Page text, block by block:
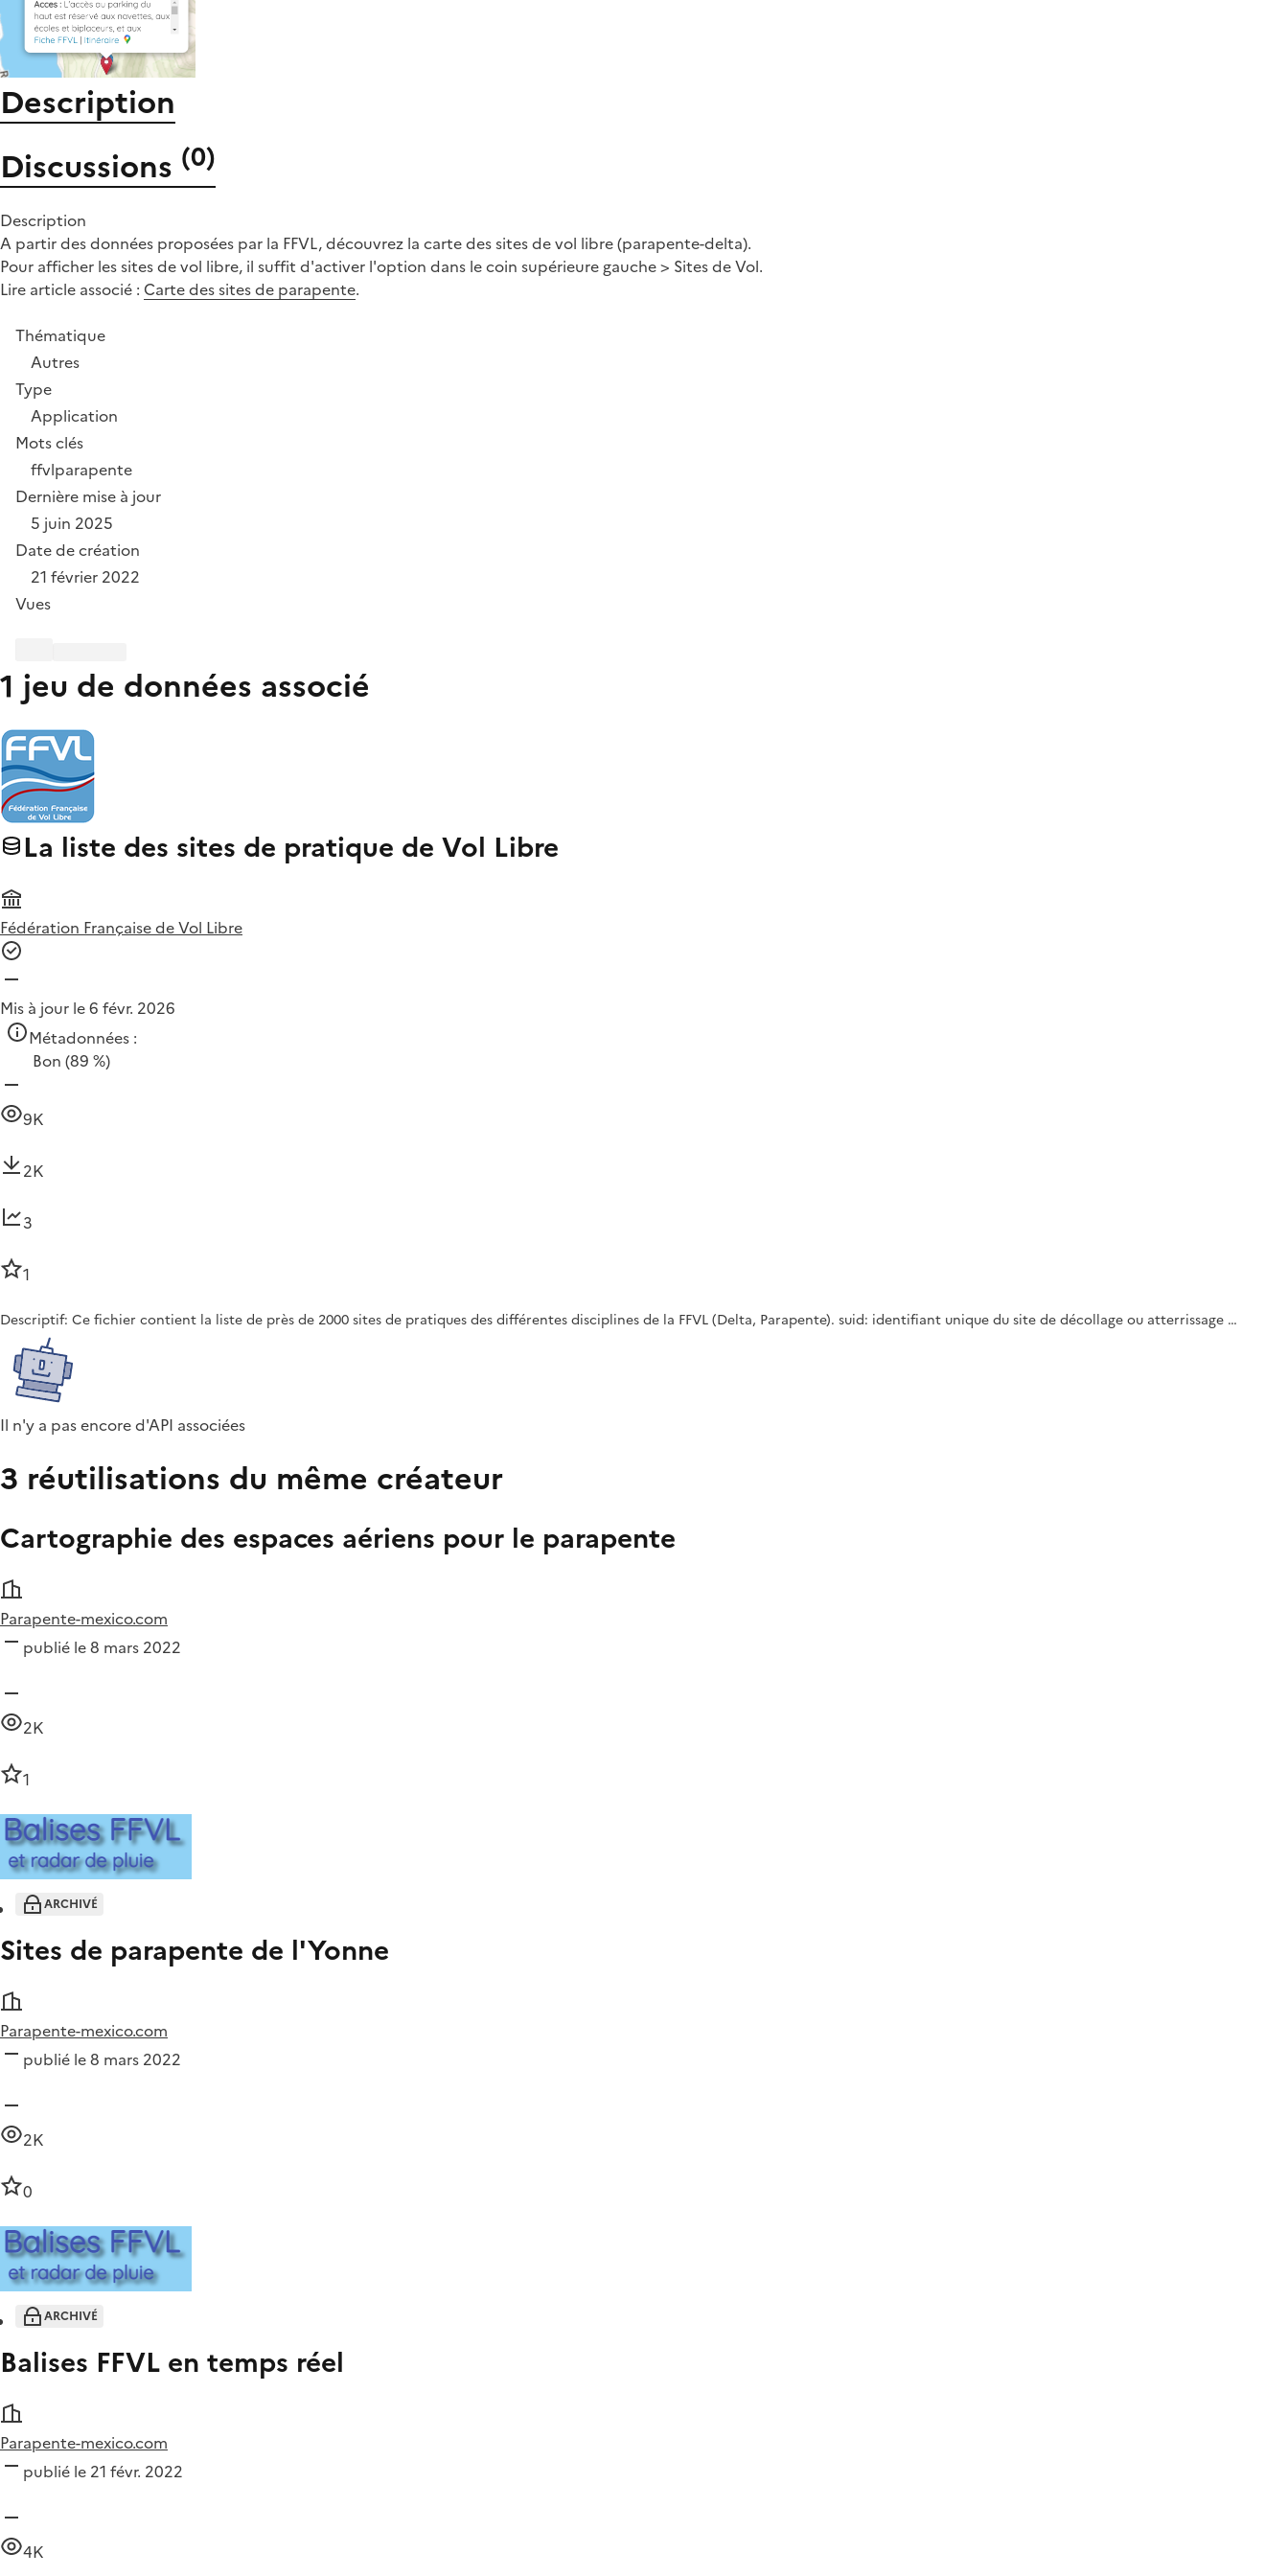
Description
Discussions (0)
Description
A partir des données proposées par la FFVL, découvrez la carte des sites de vol libre (parapente-delta).
Pour afficher les sites de vol libre, il suffit d'activer l'option dans le coin supérieure gauche > Sites de Vol.
Lire article associé : Carte des sites de parapente.
Thématique
Autres
Type
Application
Mots clés
ffvlparapente
Dernière mise à jour
5 juin 2025
Date de création
21 février 2022
Vues
1 jeu de données associé
La liste des sites de pratique de Vol Libre
Fédération Française de Vol Libre
Mis à jour le 6 févr. 2026
Métadonnées :
Bon (89 %)
9K
2K
3
1
Descriptif: Ce fichier contient la liste de près de 2000 sites de pratiques des différentes disciplines de la FFVL (Delta, Parapente). suid: identifiant unique du site de décollage ou atterrissage …
Il n'y a pas encore d'API associées
3 réutilisations du même créateur
Cartographie des espaces aériens pour le parapente
Parapente-mexico.com
publié le 8 mars 2022
2K
1
ARCHIVÉ
Sites de parapente de l'Yonne
Parapente-mexico.com
publié le 8 mars 2022
2K
0
ARCHIVÉ
Balises FFVL en temps réel
Parapente-mexico.com
publié le 21 févr. 2022
4K